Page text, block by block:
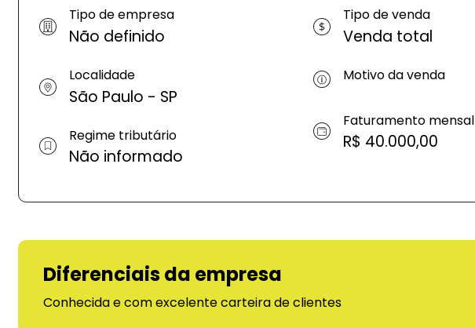
Tipo de empresa
Não definido
Localidade
São Paulo - SP
Regime tributário
Não informado
Tipo de venda
Venda total
Motivo da venda
Faturamento mensal
R$ 40.000,00
Diferenciais da empresa
Conhecida e com excelente carteira de clientes